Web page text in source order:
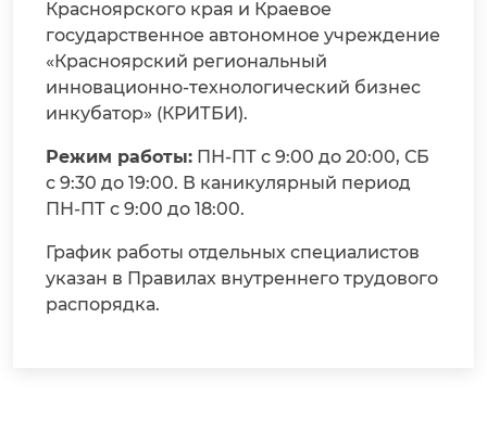
Красноярского края и Краевое
государственное автономное учреждение
«Красноярский региональный
инновационно-технологический бизнес
инкубатор» (КРИТБИ).
Режим работы: ПН-ПТ с 9:00 до 20:00, СБ
с 9:30 до 19:00. В каникулярный период
ПН-ПТ с 9:00 до 18:00.
График работы отдельных специалистов
указан в Правилах внутреннего трудового
распорядка.